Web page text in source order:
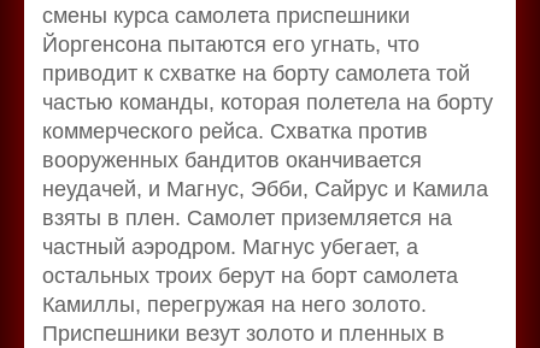
смены курса самолета приспешники
Йоргенсона пытаются его угнать, что
приводит к схватке на борту самолета той
частью команды, которая полетела на борту
коммерческого рейса. Схватка против
вооруженных бандитов оканчивается
неудачей, и Магнус, Эбби, Сайрус и Камила
взяты в плен. Самолет приземляется на
частный аэродром. Магнус убегает, а
остальных троих берут на борт самолета
Камиллы, перегружая на него золото.
Приспешники везут золото и пленных в